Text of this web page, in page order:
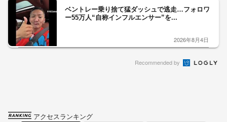
ベントレー乗り捨て猛ダッシュで逃走…フォロワ
ー55万人“自称インフルエンサー”を...
2026年8月4日
Recommended by
アクセスランキング